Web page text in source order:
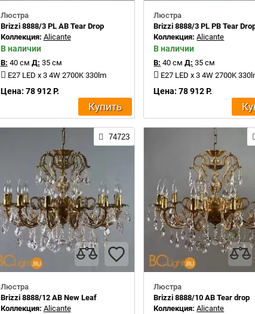
Люстра
Brizzi 8888/3 PL AB Tear Drop
Коллекция: Alicante
В наличии
В: 40 см Д: 35 см
E27 LED x 3 4W 2700K 330lm
Цена: 78 912 Р.
Купить
Люстра
Brizzi 8888/3 PL PB Tear
Коллекция:Alicante
В наличии
В: 40 см Д: 35 см
E27 LED x 3 4W 2700K
Цена: 78 912 Р.
74723
Люстра
Brizzi 8888/12 AB New Leaf
Коллекция: Alicante
Люстра
Brizzi 8888/10 AB Tear drop
Коллекция:Alicante